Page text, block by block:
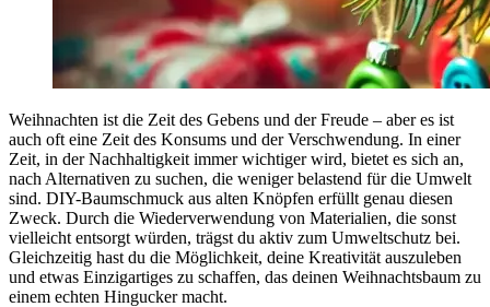
Weihnachten ist die Zeit des Gebens und der Freude – aber es ist
auch oft eine Zeit des Konsums und der Verschwendung. In einer
Zeit, in der Nachhaltigkeit immer wichtiger wird, bietet es sich an,
nach Alternativen zu suchen, die weniger belastend für die Umwelt
sind. DIY-Baumschmuck aus alten Knöpfen erfüllt genau diesen
Zweck. Durch die Wiederverwendung von Materialien, die sonst
vielleicht entsorgt würden, trägst du aktiv zum Umweltschutz bei.
Gleichzeitig hast du die Möglichkeit, deine Kreativität auszuleben
und etwas Einzigartiges zu schaffen, das deinen Weihnachtsbaum zu
einem echten Hingucker macht.